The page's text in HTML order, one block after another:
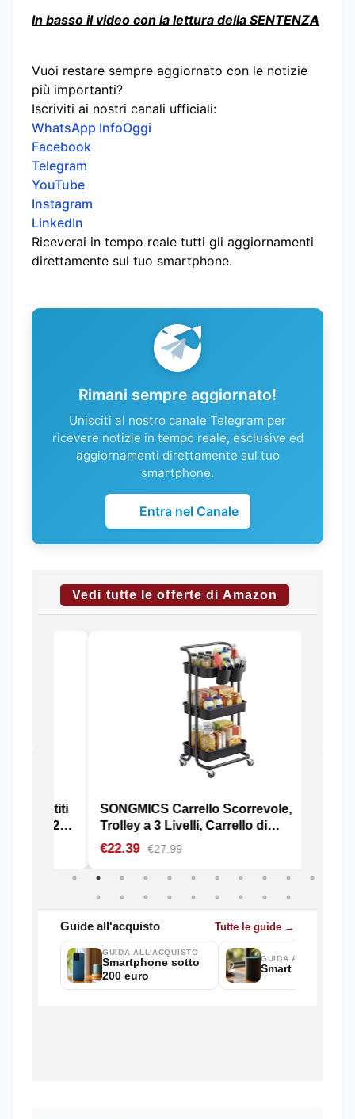
In basso il video con la lettura della SENTENZA
Vuoi restare sempre aggiornato con le notizie
più importanti?
Iscriviti ai nostri canali ufficiali:
WhatsApp InfoOggi
Facebook
Telegram
YouTube
Instagram
LinkedIn
Riceverai in tempo reale tutti gli aggiornamenti
direttamente sul tuo smartphone.
Rimani sempre aggiornato!
Unisciti al nostro canale Telegram per
ricevere notizie in tempo reale, esclusive ed
aggiornamenti direttamente sul tuo
smartphone.
Entra nel Canale